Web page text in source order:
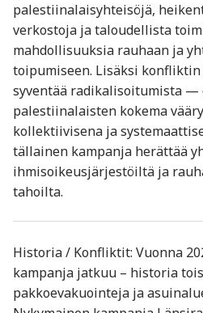
palestiinalaisyhteisöjä,
verkostoja ja taloudellista
mahdollisuuksia rauhaan ja
toipumiseen. Lisäksi
syventää radikalisoitumista —
palestiinalaisten kokema
kollektiivisena ja
tällainen kampanja herättää
ihmisoikeusjärjestöiltä ja
tahoilta.
Historia / Konfliktit: Vuonna
kampanja jatkuu – historia
pakkoevakuointeja ja